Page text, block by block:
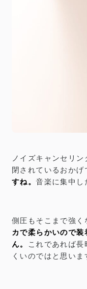
ノイズキャンセリ
閉されているおかげ
すね。音楽に集中し
側圧もそこまで強く
カで柔らかいので
ん。
これであれば
くいのではと思いま